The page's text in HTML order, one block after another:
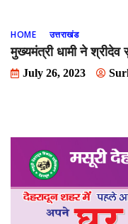
HOME उत्तराखंड
मुख्यमंत्री धामी ने श्रीदेव
July 26, 2023